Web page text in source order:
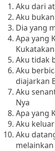
Aku dari
Aku
Dia yang
Apa yang
Aku tidak
Aku
diajarkan
Aku
Nya
Apa yang
Aku
Aku